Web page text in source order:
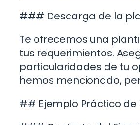
### Descarga de la
Te ofrecemos una
tus requerimientos.
particularidades de tu
hemos mencionado,
## Ejemplo Práctico de